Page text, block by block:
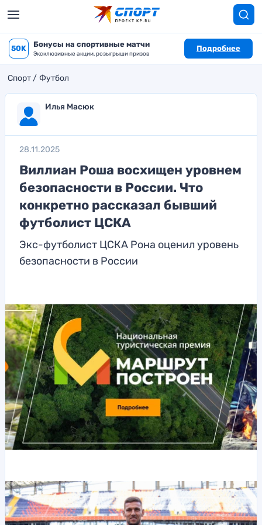
50K Бонусы на спортивные матчи
Эксклюзивные акции, розыгрыши призов
Подробнее
Спорт Футбол
Илья Масюк
28.11.2025
Виллиан Роша восхищен уровнем
безопасности в России. Что
конкретно рассказал бывший
футболист ЦСКА
Экс-футболист ЦСКА Рона оценил уровень
безопасности в России